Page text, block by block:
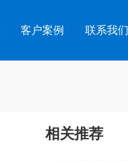
客户案例 联系我们
相关推荐